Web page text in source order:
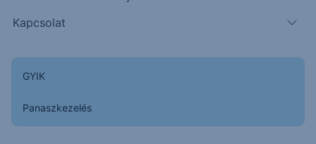
Kapcsolat
GYIK
Panaszkezelés
365.6000